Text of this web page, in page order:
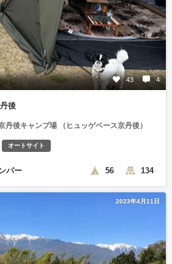
43 4
後
後キャンプ場 （ヒュッゲベース京丹後）
オートサイト
パー 56 134
2023年4月11日